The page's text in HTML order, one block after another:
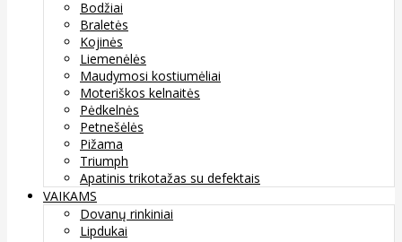
Bodžiai
Braletės
Kojinės
Liemenėlės
Maudymosi kostiumėliai
Moteriškos kelnaitės
Pėdkelnės
Petnešėlės
Pižama
Triumph
Apatinis trikotažas su defektais
VAIKAMS
Dovanų rinkiniai
Lipdukai